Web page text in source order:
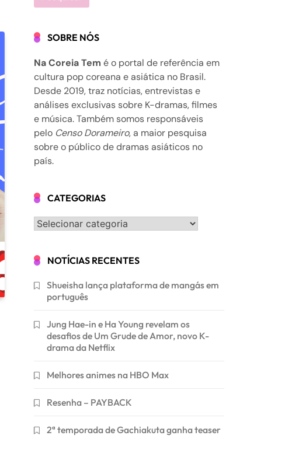
SOBRE NÓS
Na Coreia Tem é o portal de referência em
cultura pop coreana e asiática no Brasil.
Desde 2019, traz notícias, entrevistas e
análises exclusivas sobre K-dramas, filmes
e música. Também somos responsáveis
pelo Censo Dorameiro, a maior pesquisa
sobre o público de dramas asiáticos no
país.
CATEGORIAS
Categorias
NOTÍCIAS RECENTES
Shueisha lança plataforma de mangás em
português
Jung Hae-in e Ha Young revelam os
desafios de Um Grude de Amor, novo K-
drama da Netflix
Melhores animes na HBO Max
Resenha – PAYBACK
2ª temporada de Gachiakuta ganha teaser